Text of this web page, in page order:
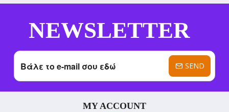
NEWSLETTER
SEND
MY ACCOUNT